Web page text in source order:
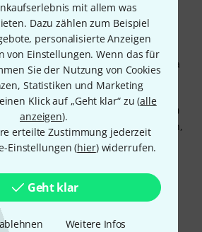
mit allem was
Dazu zählen zum Beispiel
personalisierte Anzeigen
von Einstellungen. Wenn das für
Sie der Nutzung von Cookies
Statistiken und Marketing
Klick auf „Geht klar“ zu (alle
anzeigen).
erteilte Zustimmung jederzeit
Einstellungen (hier) widerrufen.
Geht klar
Weitere Infos
Trommel: sehr leicht, mit
trotz ihrer Größe (76 cm
Die glatte, helle Oberfläche
zum Bemalen mit Acrylfarben. Da
für dynamische Einsätze,
habe ich die beiden
über die gesamte Länge mit 10 x 10
Wenn möglich, empfehle ich,
herzustellen, beispielsweise aus
eines Endes ein Lederstreifen